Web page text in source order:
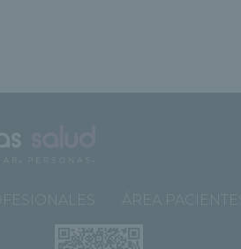
ÁREA PACIENTES